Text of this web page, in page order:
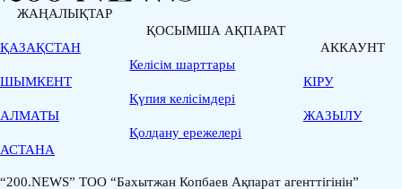
ЖАҢАЛЫҚТАР
ҚАЗАҚСТАН
ШЫМКЕНТ
АЛМАТЫ
АСТАНА
ҚОСЫМША АҚПАРАТ
Келісім шарттары
Қүпия келісімдері
Қолдану ережелері
АККАУНТ
КІРУ
ЖАЗЫЛУ
“200.NEWS” ТОО “Бахытжан Копбаев Ақпарат агенттігінін”